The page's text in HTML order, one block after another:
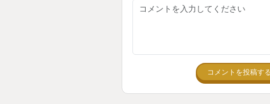
コメントを投稿する